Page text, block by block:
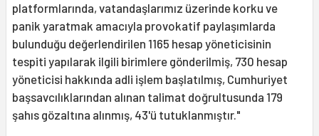
platformlarında, vatandaşlarımız üzerinde korku ve
panik yaratmak amacıyla provokatif paylaşımlarda
bulunduğu değerIendirilen 1165 hesap yöneticisinin
tespiti yapılarak ilgili birimlere gönderilmiş, 730 hesap
yöneticisi hakkında adli işlem başlatılmış, Cumhuriyet
başsavcılıklarından alınan talimat doğrultusunda 179
şahıs gözaltına alınmış, 43'ü tutuklanmıştır."